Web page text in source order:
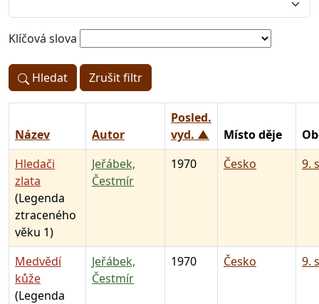
Klíčová slova
Hledat Zrušit filtr
Název Autor
Posled.
vyd. ▲
Místo děje
Hledači
zlata
(Legenda
ztraceného
věku 1)
Jeřábek,
Čestmír
1970 Česko 9.
Medvědí
kůže
(Legenda
Jeřábek,
Čestmír
1970 Česko 9.